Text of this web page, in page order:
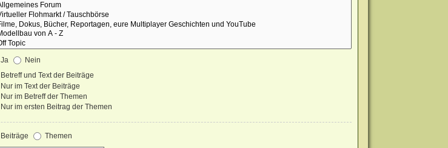
Ja
Nein
Betreff und Text der Beiträge
Nur im Text der Beiträge
Nur im Betreff der Themen
Nur im ersten Beitrag der Themen
Beiträge
Themen